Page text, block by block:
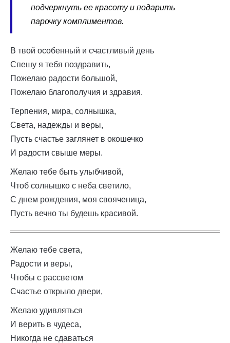
подчеркнуть ее красоту и подарить
парочку комплиментов.
В твой особенный и счастливый день
Спешу я тебя поздравить,
Пожелаю радости большой,
Пожелаю благополучия и здравия.
Терпения, мира, солнышка,
Света, надежды и веры,
Пусть счастье заглянет в окошечко
И радости свыше меры.
Желаю тебе быть улыбчивой,
Чтоб солнышко с неба светило,
С днем рождения, моя свояченица,
Пусть вечно ты будешь красивой.
Желаю тебе света,
Радости и веры,
Чтобы с рассветом
Счастье открыло двери,
Желаю удивляться
И верить в чудеса,
Никогда не сдаваться